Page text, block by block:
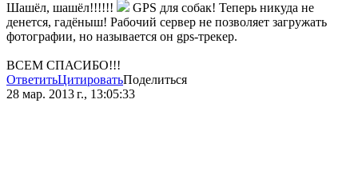
Шашёл, шашёл!!!!!!
GPS для собак! Теперь никуда не
денется, гадёныш! Рабочий сервер не позволяет загружать
фотографии, но называется он gps-трекер.
ВСЕМ СПАСИБО!!!
ОтветитьЦитироватьПоделиться
28 мар. 2013 г., 13:05:33